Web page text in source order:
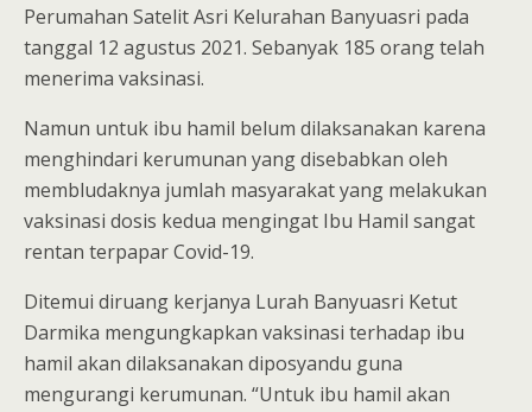
Perumahan Satelit Asri Kelurahan Banyuasri pada
tanggal 12 agustus 2021. Sebanyak 185 orang telah
menerima vaksinasi.
Namun untuk ibu hamil belum dilaksanakan karena
menghindari kerumunan yang disebabkan oleh
membludaknya jumlah masyarakat yang melakukan
vaksinasi dosis kedua mengingat Ibu Hamil sangat
rentan terpapar Covid-19.
Ditemui diruang kerjanya Lurah Banyuasri Ketut
Darmika mengungkapkan vaksinasi terhadap ibu
hamil akan dilaksanakan diposyandu guna
mengurangi kerumunan. “Untuk ibu hamil akan